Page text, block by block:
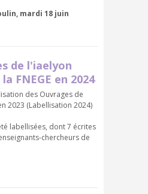
mardi 18 juin
de l'iaelyon
FNEGE en 2024
des Ouvrages de
2023 (Labellisation 2024)
labellisées, dont 7 écrites
chercheurs de